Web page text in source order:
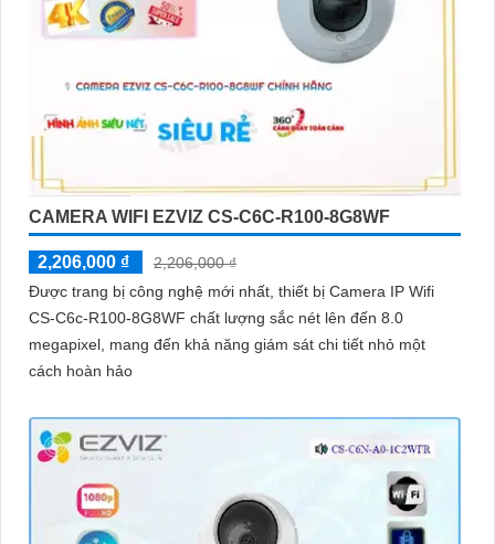
CAMERA WIFI EZVIZ CS-C6C-R100-8G8WF
2,206,000 ₫
2,206,000 ₫
Được trang bị công nghệ mới nhất, thiết bị Camera IP Wifi
CS-C6c-R100-8G8WF chất lượng sắc nét lên đến 8.0
megapixel, mang đến khả năng giám sát chi tiết nhỏ một
cách hoàn hảo